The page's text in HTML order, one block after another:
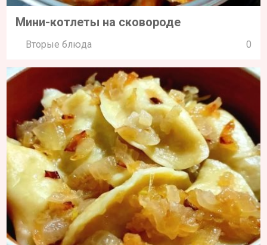
Мини-котлеты на сковороде
Вторые блюда 0